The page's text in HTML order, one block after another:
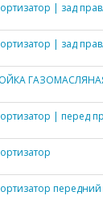
| зад
| зад
| перед